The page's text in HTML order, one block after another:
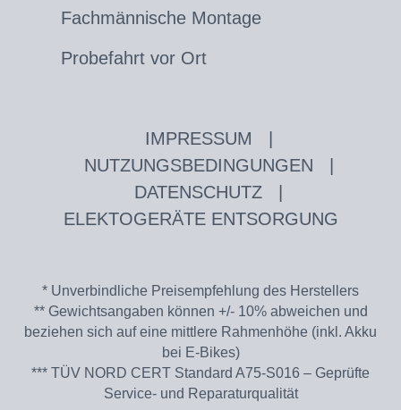
Fachmännische Montage
Probefahrt vor Ort
IMPRESSUM
NUTZUNGSBEDINGUNGEN
DATENSCHUTZ
ELEKTOGERÄTE ENTSORGUNG
* Unverbindliche Preisempfehlung des Herstellers
** Gewichtsangaben können +/- 10% abweichen und
beziehen sich auf eine mittlere Rahmenhöhe (inkl. Akku
bei E-Bikes)
*** TÜV NORD CERT Standard A75-S016 – Geprüfte
Service- und Reparaturqualität